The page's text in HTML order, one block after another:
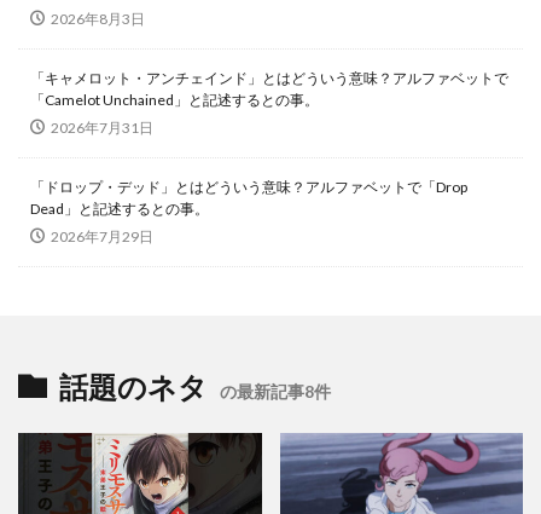
2026年8月3日
「キャメロット・アンチェインド」とはどういう意味？アルファベットで
「Camelot Unchained」と記述するとの事。
2026年7月31日
「ドロップ・デッド」とはどういう意味？アルファベットで「Drop
Dead」と記述するとの事。
2026年7月29日
話題のネタ の最新記事8件